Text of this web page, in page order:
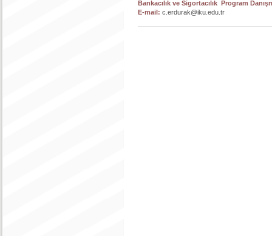
Bankacılık ve Sigortacılık Program
E-mail: c.erdurak@iku.edu.tr